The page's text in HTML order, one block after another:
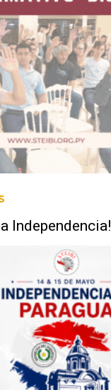
Independencia!